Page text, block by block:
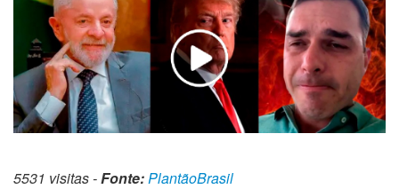
5531 visitas -Fonte: PlantãoBrasil